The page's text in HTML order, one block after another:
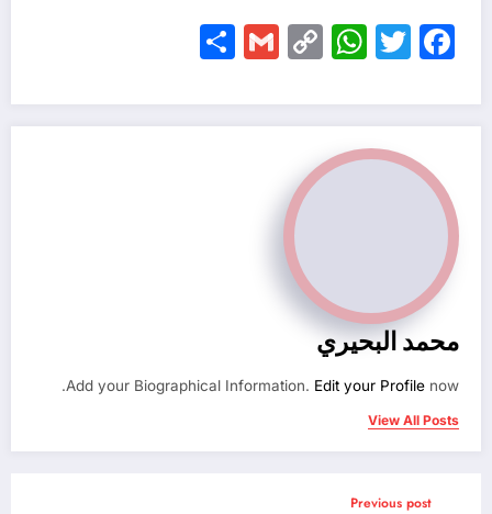
Facebook
Twitter
WhatsApp
Copy
Link
Gmail
محمد البحيري
Add your Biographical Information. Edit your Profile now.
View All Posts
Previous post